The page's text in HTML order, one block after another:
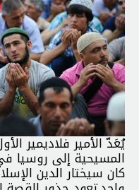
يُعَدّ الأمير فلاديمير
المسيحية إلى روسيا
كان سيختار الدين